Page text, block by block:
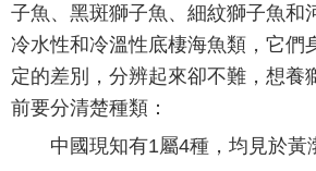
子魚、黑斑獅子魚、細紋獅子魚和
冷水性和冷溫性底棲海魚類，它們
定的差別，分辨起來卻不難，想養
前要分清楚種類：
中國現知有1屬4種，均見於黃